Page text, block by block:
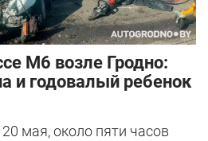
М6 возле Гродно:
и годовалый ребенок
мая, около пяти часов